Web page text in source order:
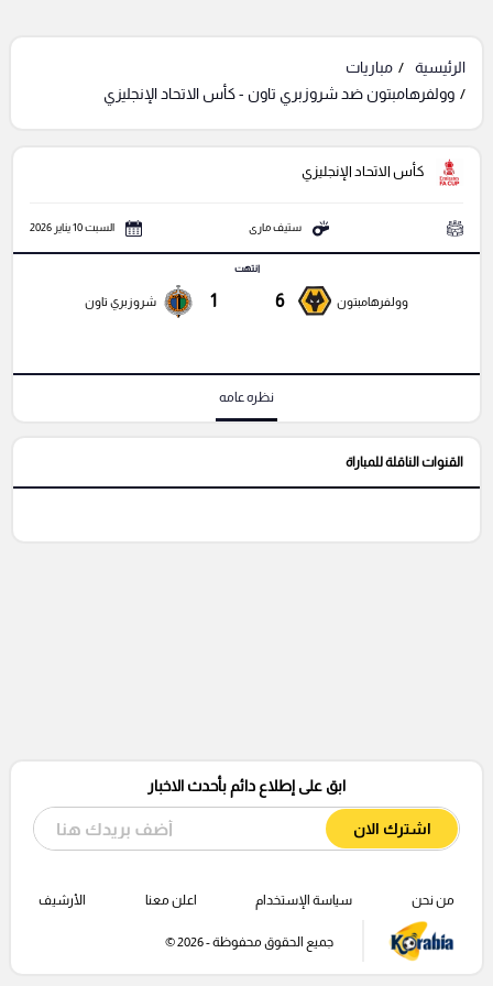
الرئيسية
مباريات
وولفرهامبتون ضد شروزبري تاون - كأس الاتحاد الإنجليزي
كأس الاتحاد الإنجليزي
ستيف مارى السبت 10 يناير 2026
وولفرهامبتون 6
انتهت
1 شروزبري تاون
نظره عامه
القنوات الناقلة للمباراة
ابق على إطلاع دائم بأحدث الاخبار
اشترك الان
من نحن سياسة الإستخدام اعلن معنا الأرشيف
جميع الحقوق محفوظة - 2026 ©